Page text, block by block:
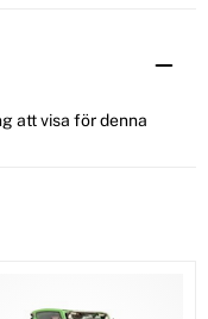
att visa för denna